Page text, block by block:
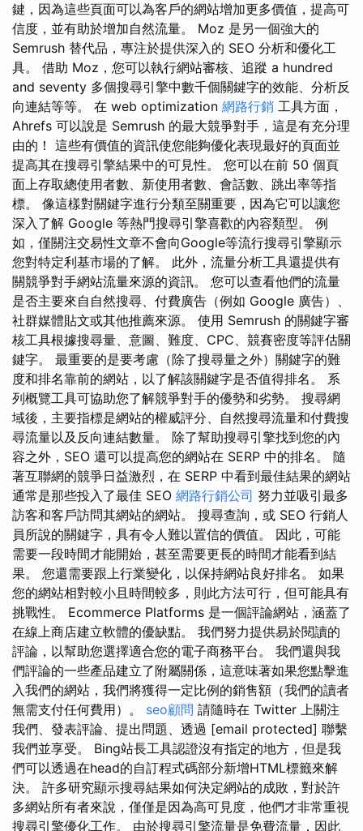
鍵，因為這些頁面可以為客戶的網站增加更多價值，提高可
信度，並有助於增加自然流量。 Moz 是另一個強大的
Semrush 替代品，專注於提供深入的 SEO 分析和優化工
具。 借助 Moz，您可以執行網站審核、追蹤 a hundred
and seventy 多個搜尋引擎中數千個關鍵字的效能、分析反
向連結等等。 在 web optimization 網路行銷 工具方面，
Ahrefs 可以說是 Semrush 的最大競爭對手，這是有充分理
由的！ 這些有價值的資訊使您能夠優化表現最好的頁面並
提高其在搜尋引擎結果中的可見性。 您可以在前 50 個頁
面上存取總使用者數、新使用者數、會話數、跳出率等指
標。 像這樣對關鍵字進行分類至關重要，因為它可以讓您
深入了解 Google 等熱門搜尋引擎喜歡的內容類型。 例
如，僅關注交易性文章不會向Google等流行搜尋引擎顯示
您對特定利基市場的了解。 此外，流量分析工具還提供有
關競爭對手網站流量來源的資訊。 您可以查看他們的流量
是否主要來自自然搜尋、付費廣告（例如 Google 廣告）、
社群媒體貼文或其他推薦來源。 使用 Semrush 的關鍵字審
核工具根據搜尋量、意圖、難度、CPC、競賽密度等評估關
鍵字。 最重要的是要考慮（除了搜尋量之外）關鍵字的難
度和排名靠前的網站，以了解該關鍵字是否值得排名。 系
列概覽工具可協助您了解競爭對手的優勢和劣勢。 搜尋網
域後，主要指標是網站的權威評分、自然搜尋流量和付費搜
尋流量以及反向連結數量。 除了幫助搜尋引擎找到您的內
容之外，SEO 還可以提高您的網站在 SERP 中的排名。 隨
著互聯網的競爭日益激烈，在 SERP 中看到最佳結果的網站
通常是那些投入了最佳 SEO 網路行銷公司 努力並吸引最多
訪客和客戶訪問其網站的網站。 搜尋查詢，或 SEO 行銷人
員所說的關鍵字，具有令人難以置信的價值。 因此，可能
需要一段時間才能開始，甚至需要更長的時間才能看到結
果。 您還需要跟上行業變化，以保持網站良好排名。 如果
您的網站相對較小且時間較多，則此方法可行，但可能具有
挑戰性。 Ecommerce Platforms 是一個評論網站，涵蓋了
在線上商店建立軟體的優缺點。 我們努力提供易於閱讀的
評論，以幫助您選擇適合您的電子商務平台。 我們還與我
們評論的一些產品建立了附屬關係，這意味著如果您點擊進
入我們的網站，我們將獲得一定比例的銷售額（我們的讀者
無需支付任何費用）。 seo顧問 請隨時在 Twitter 上關注
我們、發表評論、提出問題、透過 [email protected] 聯繫
我們並享受。 Bing站長工具認證沒有指定的地方，但是我
們可以透過在head的自訂程式碼部分新增HTML標籤來解
決。 許多研究顯示搜尋結果如何決定網站的成敗，對於許
多網站所有者來說，僅僅是因為高可見度，他們才非常重視
搜尋引擎優化工作。 由於搜尋引擎流量是免費流量，因此